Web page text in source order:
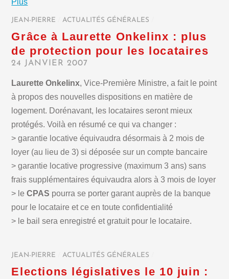
JEAN-PIERRE ACTUALITÉS GÉNÉRALES
Grâce à Laurette Onkelinx : plus
de protection pour les locataires
24 JANVIER 2007
Laurette Onkelinx, Vice-Première Ministre, a fait le point
à propos des nouvelles dispositions en matière de
logement. Dorénavant, les locataires seront mieux
protégés. Voilà en résumé ce qui va changer :
> garantie locative équivaudra désormais à 2 mois de
loyer (au lieu de 3) si déposée sur un compte bancaire
> garantie locative progressive (maximum 3 ans) sans
frais supplémentaires équivaudra alors à 3 mois de loyer
> leCPAS pourra se porter garant auprès de la banque
pour le locataire et ce en toute confidentialité
> le bail sera enregistré et gratuit pour le locataire.
JEAN-PIERRE ACTUALITÉS GÉNÉRALES
Elections législatives le 10 juin :